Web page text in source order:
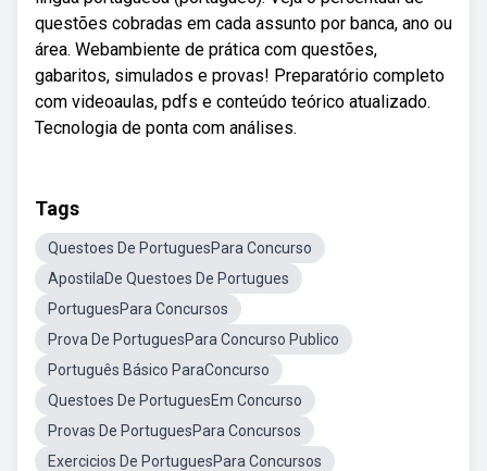
questões cobradas em cada assunto por banca, ano ou
área. Webambiente de prática com questões,
gabaritos, simulados e provas! Preparatório completo
com videoaulas, pdfs e conteúdo teórico atualizado.
Tecnologia de ponta com análises.
Tags
Questoes De PortuguesPara Concurso
ApostilaDe Questoes De Portugues
PortuguesPara Concursos
Prova De PortuguesPara Concurso Publico
Português Básico ParaConcurso
Questoes De PortuguesEm Concurso
Provas De PortuguesPara Concursos
Exercicios De PortuguesPara Concursos